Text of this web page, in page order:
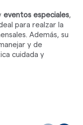
eventos especiales,
para realzar la
Además, su
y de
cuidada y